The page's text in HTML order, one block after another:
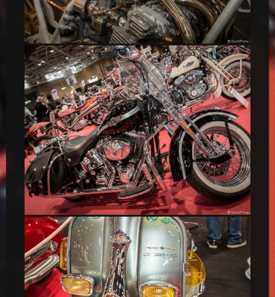
Madiba Café Racer
Harley Davidson